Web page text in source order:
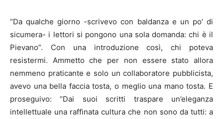
“Da qualche giorno -scrivevo con baldanza e un po’ di
sicumera- i lettori si pongono una sola domanda: chi è il
Pievano”. Con una introduzione così, chi poteva
resistermi. Ammetto che per non essere stato allora
nemmeno praticante e solo un collaboratore pubblicista,
avevo una bella faccia tosta, o meglio una mano tosta. E
proseguivo: “Dai suoi scritti traspare un’eleganza
intellettuale una raffinata cultura che non sono da tutti: a